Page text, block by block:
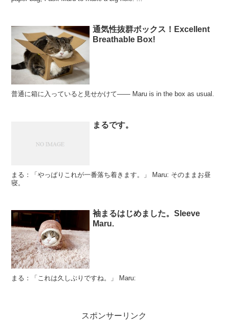
通気性抜群ボックス！Excellent
Breathable Box!
普通に箱に入っていると見せかけて―― Maru is in the box as usual.
まるです。
まる：「やっぱりこれが一番落ち着きます。」 Maru: そのままお昼
寝。
袖まるはじめました。Sleeve
Maru.
まる：「これは久しぶりですね。」 Maru:
スポンサーリンク